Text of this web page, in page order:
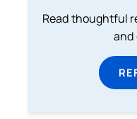
Read thoughtful
and